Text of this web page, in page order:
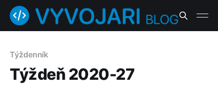
Týždenník
Týždeň 2020-27